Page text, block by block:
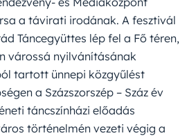
a távirati irodának. A fesztivál
Táncegyüttes lép fel a Fő téren,
várossá nyilvánításának
tartott ünnepi közgyűlést
a Százszorszép – Száz év
táncszínházi előadás
történelmén vezeti végig a